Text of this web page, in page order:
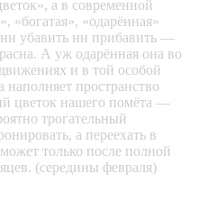
а в современной
«богатая», «одарённая»
убавить ни прибавить —
А уж одарённая она во
и в той особой
пространство
цветок нашего помёта —
трогательный
а переехать в
только после полной
(середины февраля)